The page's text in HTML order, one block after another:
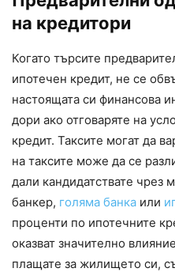
на кредитори
Когато търсите
ипотечен кредит, не се
настоящата си финансова
дори ако отговаряте на
кредит. Таксите могат да
на таксите може да се
дали кандидатствате чрез
банкер, голяма банка или
проценти по ипотечните
оказват значително
плащате за жилището си,